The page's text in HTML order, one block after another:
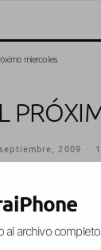
miercoles
2009 ·
, del
al archivo